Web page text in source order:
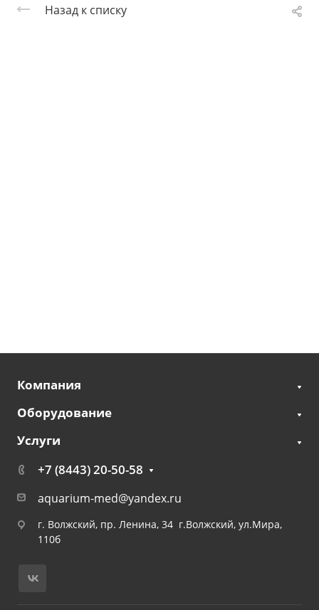
Назад к списку
Компания
Оборудование
Услуги
+7 (8443) 20-50-58
aquarium-med@yandex.ru
г. Волжский, пр. Ленина, 34 г.Волжский, ул.Мира,
110б